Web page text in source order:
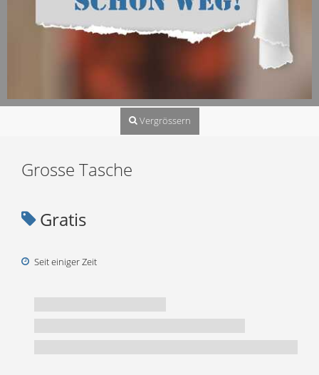
Vergrössern
Grosse Tasche
Gratis
Seit einiger Zeit